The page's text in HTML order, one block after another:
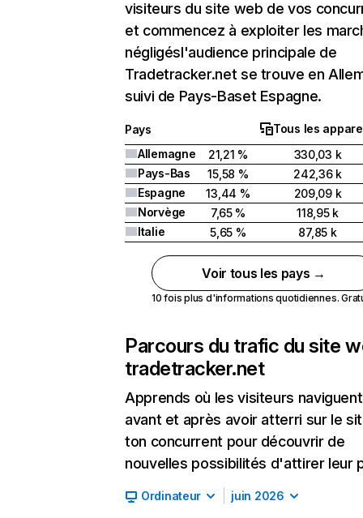
visiteurs du site web de vos
et commencez à exploiter les
négligésl'audience principale de
Tradetracker.net se trouve en
suivi de Pays-Baset Espagne.
Pays
Tous les
Allemagne
21,21 %
330,03 k
Pays-Bas
15,58 %
242,36 k
Espagne
13,44 %
209,09 k
Norvège
7,65 %
118,95 k
Italie
5,65 % 87,85 k
Voir tous les pays →
10 fois plus d'informations quotidiennes.
Parcours du trafic du site
tradetracker.net
Apprends où les visiteurs naviguent
avant et après avoir atterri sur le
ton concurrent pour découvrir de
nouvelles possibilités d'attirer leur
Ordinateur juin 2026